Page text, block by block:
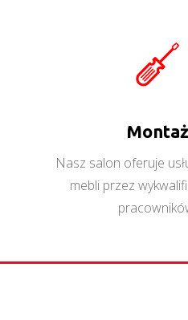
Montaż
Nasz salon oferuje
mebli przez